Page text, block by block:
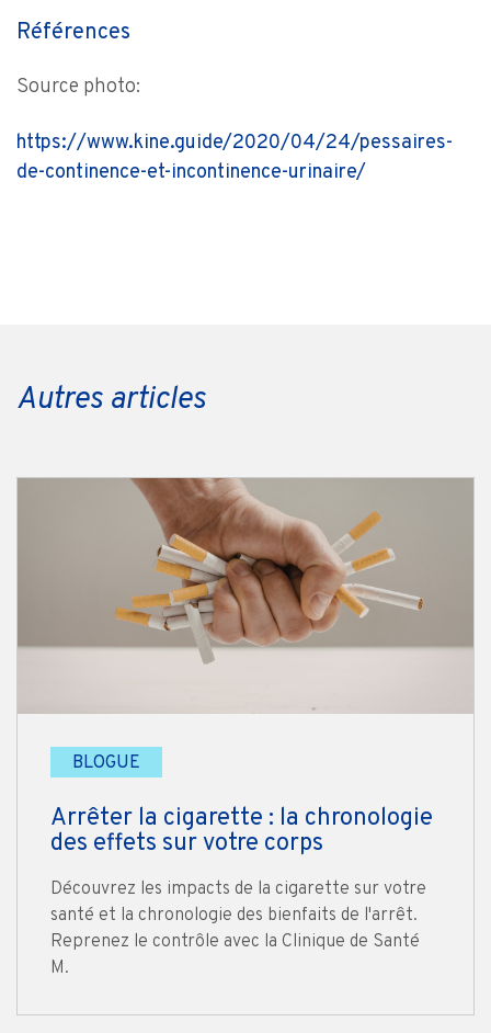
Références
Source photo:
https://www.kine.guide/2020/04/24/pessaires-
de-continence-et-incontinence-urinaire/
Autres articles
BLOGUE
Arrêter la cigarette : la chronologie
des effets sur votre corps
Découvrez les impacts de la cigarette sur votre
santé et la chronologie des bienfaits de l'arrêt.
Reprenez le contrôle avec la Clinique de Santé
M.